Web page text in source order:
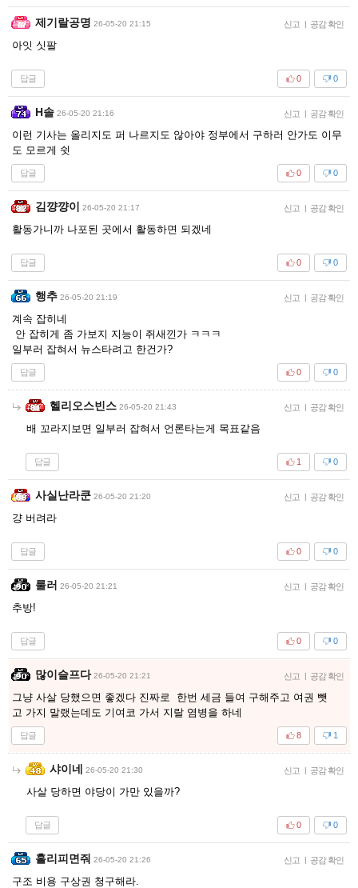
제기랄공명 26-05-20 21:15 신고 | 공감 확인
아잇 싯팔
답글 0
0
H솔 26-05-20 21:16 신고 | 공감 확인
이런 기사는 올리지도 퍼 나르지도 않아야 정부에서 구하러 안가도 이무
도 모르게 쉿
답글 0
0
김꺙꺙이 26-05-20 21:17 신고 | 공감 확인
활동가니까 나포된 곳에서 활동하면 되겠네
답글 0
0
행추 26-05-20 21:19 신고 | 공감 확인
계속 잡히네
안 잡히게 좀 가보지 지능이 쥐새낀가 ㅋㅋㅋ
일부러 잡혀서 뉴스타려고 한건가?
답글 0
0
헬리오스빈스 26-05-20 21:43 신고 | 공감 확인
배 꼬라지보면 일부러 잡혀서 언론타는게 목표같음
답글 0
1
사실난라쿤 26-05-20 21:20 신고 | 공감 확인
걍 버려라
답글 0
0
룰러 26-05-20 21:21 신고 | 공감 확인
추방!
답글 0
0
많이슬프다 26-05-20 21:21 신고 | 공감 확인
그냥 사살 당했으면 좋겠다 진짜로 한번 세금 들여 구해주고 여권 뺏
고 가지 말랬는데도 기여코 가서 지랄 염병을 하네
답글 1
8
샤이네 26-05-20 21:30 신고 | 공감 확인
사살 당하면 야당이 가만 있을까?
답글 0
0
홀리피면줘 26-05-20 21:26 신고 | 공감 확인
구조 비용 구상권 청구해라.